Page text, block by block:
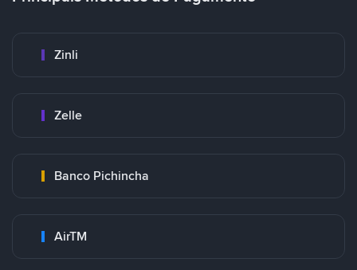
Zinli
Zelle
Banco Pichincha
AirTM